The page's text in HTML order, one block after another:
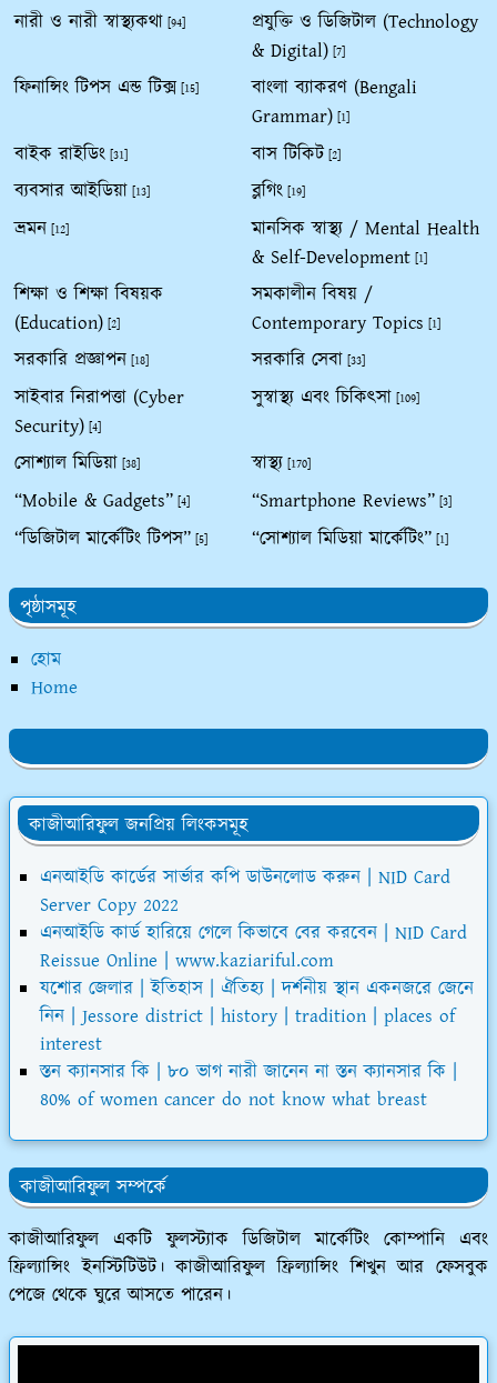
নারী ও নারী স্বাস্থ্যকথা [94]
প্রযুক্তি ও ডিজিটাল (Technology
& Digital) [7]
ফিনান্সিং টিপস এন্ড টিক্স [15]
বাংলা ব্যাকরণ (Bengali
Grammar) [1]
বাইক রাইডিং [31] বাস টিকিট [2]
ব্যবসার আইডিয়া [13] ব্লগিং [19]
ভ্রমন [12]
মানসিক স্বাস্থ্য / Mental Health
& Self-Development [1]
শিক্ষা ও শিক্ষা বিষয়ক
(Education) [2]
সমকালীন বিষয় /
Contemporary Topics [1]
সরকারি প্রজ্ঞাপন [18] সরকারি সেবা [33]
সাইবার নিরাপত্তা (Cyber
Security) [4]
সুস্বাস্থ্য এবং চিকিৎসা [109]
সোশ্যাল মিডিয়া [38] স্বাস্থ্য [170]
“Mobile & Gadgets” [4] “Smartphone Reviews” [3]
“ডিজিটাল মার্কেটিং টিপস” [5] “সোশ্যাল মিডিয়া মার্কেটিং” [1]
পৃষ্ঠাসমূহ
হোম
Home
কাজীআরিফুল জনপ্রিয় লিংকসমূহ
এনআইডি কার্ডের সার্ভার কপি ডাউনলোড করুন | NID Card
Server Copy 2022
এনআইডি কার্ড হারিয়ে গেলে কিভাবে বের করবেন | NID Card
Reissue Online | www.kaziariful.com
যশোর জেলার | ইতিহাস | ঐতিহ্য | দর্শনীয় স্থান একনজরে জেনে
নিন | Jessore district | history | tradition | places of
interest
স্তন ক্যানসার কি | ৮০ ভাগ নারী জানেন না স্তন ক্যানসার কি |
80% of women cancer do not know what breast
কাজীআরিফুল সম্পর্কে
কাজীআরিফুল একটি ফুলস্ট্যাক ডিজিটাল মার্কেটিং কোম্পানি এবং
ফ্রিল্যান্সিং ইনস্টিটিউট। কাজীআরিফুল ফ্রিল্যান্সিং শিখুন আর ফেসবুক
পেজে থেকে ঘুরে আসতে পারেন।